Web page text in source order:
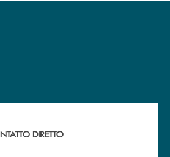
assistenza immediata ? Contattaci .
DIRETTO